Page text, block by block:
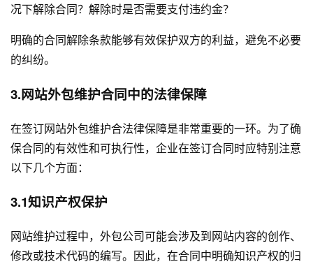
况下解除合同？解除时是否需要支付违约金？
明确的合同解除条款能够有效保护双方的利益，避免不必要
的纠纷。
3.网站外包维护合同中的法律保障
在签订网站外包维护合法律保障是非常重要的一环。为了确
保合同的有效性和可执行性，企业在签订合同时应特别注意
以下几个方面：
3.1知识产权保护
网站维护过程中，外包公司可能会涉及到网站内容的创作、
修改或技术代码的编写。因此，在合同中明确知识产权的归